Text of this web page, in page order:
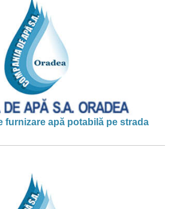
furnizare apă potabilă pe strada